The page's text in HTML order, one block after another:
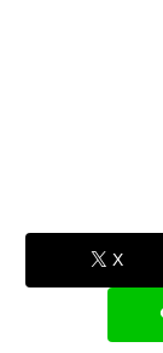
X